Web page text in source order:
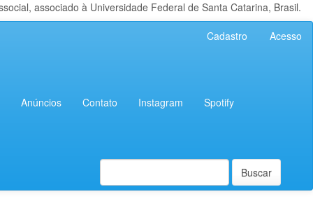
associado à Universidade Federal de Santa Catarina, Brasil.
Cadastro Acesso
Anúncios Contato Instagram Spotify
Buscar